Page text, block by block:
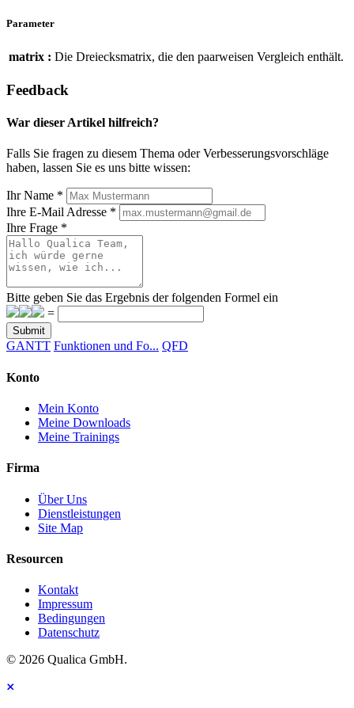
Parameter
matrix : Die Dreiecksmatrix, die den paarweisen Vergleich enthält.
Feedback
War dieser Artikel hilfreich?
Falls Sie fragen zu diesem Thema oder Verbesserungsvorschläge
haben, lassen Sie es uns bitte wissen:
Ihr Name *
Ihre E-Mail Adresse *
Ihre Frage *
Bitte geben Sie das Ergebnis der folgenden Formel ein
=
Submit
GANTT Funktionen und Fo... QFD
Konto
Mein Konto
Meine Downloads
Meine Trainings
Firma
Über Uns
Dienstleistungen
Site Map
Resourcen
Kontakt
Impressum
Bedingungen
Datenschutz
© 2026 Qualica GmbH.